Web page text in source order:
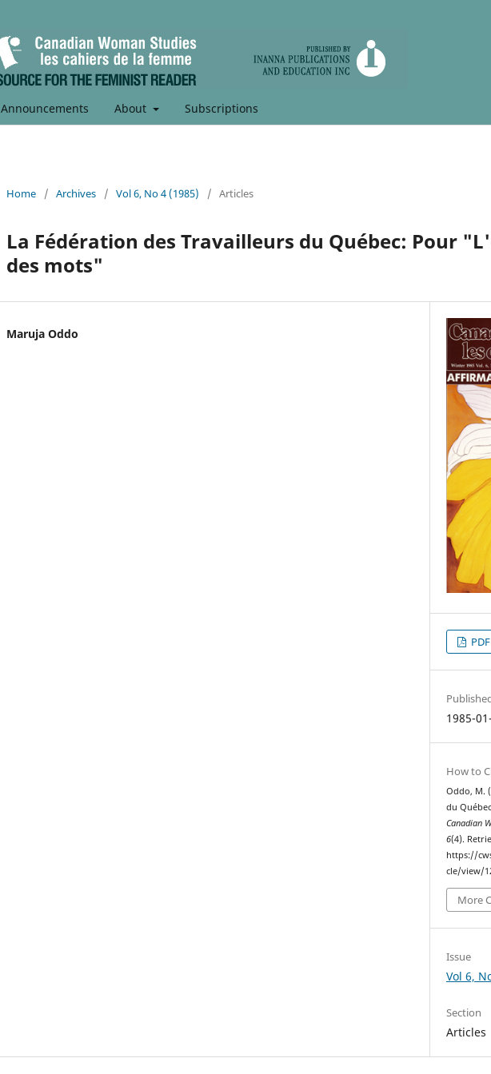
Announcements About Subscriptions
Home / Archives / Vol 6, No 4 (1985) / Articles
La Fédération des Travailleurs du Québec: Pour
des mots"
Maruja Oddo
PDF
1985-
How to
Oddo, M.
du
Canadian
6(4).
https://
cle/view/
More
Issue
Vol 6,
Section
Articles